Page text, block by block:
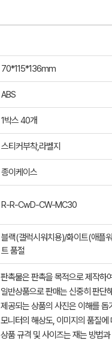
70*115*136mm
ABS
1박스 40개
스티커부착,라벨지
종이케이스
R-R-CwD-CW-MC30
블랙(갤럭시워치용)/화이트(애플
트 품절
판촉물은 판촉을 목적으로 제작하
일반상품으로 판매는 신중히 판단
제공되는 상품의 사진은 이해를
모니터의 해상도, 이미지의 품질
상품 규격 및 사이즈는 재는 방법